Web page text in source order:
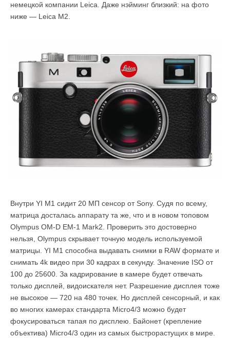
немецкой компании Leica. Даже нэйминг близкий: на фото
ниже — Leica M2.
Внутри YI M1 сидит 20 МП сенсор от Sony. Судя по всему,
матрица досталась аппарату та же, что и в новом топовом
Olympus OM-D EM-1 Mark2. Проверить это достоверно
нельзя, Olympus скрывает точную модель используемой
матрицы. YI M1 способна выдавать снимки в RAW формате и
снимать 4k видео при 30 кадрах в секунду. Значение ISO от
100 до 25600. За кадрирование в камере будет отвечать
только дисплей, видоискателя нет. Разрешение дисплея тоже
не высокое — 720 на 480 точек. Но дисплей сенсорный, и как
во многих камерах стандарта Micro4/3 можно будет
фокусироваться тапая по дисплею. Байонет (крепление
объектива) Micro4/3 один из самых быстрорастущих в мире.